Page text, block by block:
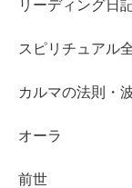
リーディング日
スピリチュアル
カルマの法則・
オーラ
前世